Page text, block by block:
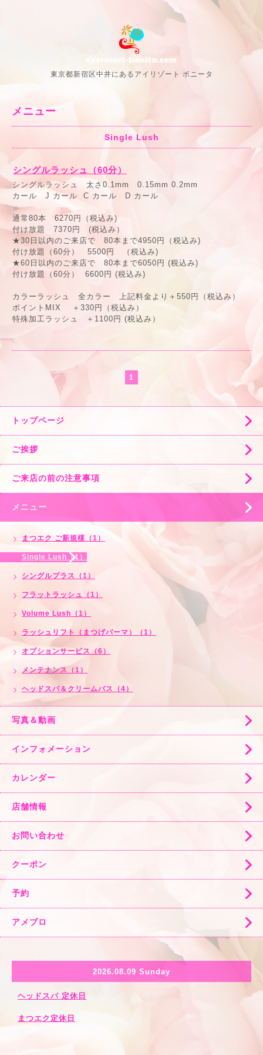
東京都新宿区中井にあるアイリゾート ボニータ
メニュー
Single Lush
シングルラッシュ（60分）
シングルラッシュ 太さ0.1mm 0.15mm 0.2mm
カール J カール C カール D カール
通常80本 6270円（税込み)
付け放題 7370円 (税込み）
★30日以内のご来店で 80本まで4950円（税込み)
付け放題（60分） 5500円 （税込み)
★60日以内のご来店で 80本まで6050円 (税込み)
付け放題（60分） 6600円 (税込み)
カラーラッシュ 全カラー 上記料金より＋550円（税込み）
ポイントMIX ＋330円（税込み）
特殊加工ラッシュ ＋1100円 (税込み）
1
トップページ
ご挨拶
ご来店の前の注意事項
メニュー
まつエク ご新規様（1）
Single Lush（1）
シングルプラス（1）
フラットラッシュ（1）
Volume Lush（1）
ラッシュリフト（まつげパーマ）（1）
オプションサービス（6）
メンテナンス（1）
ヘッドスパ＆クリームバス（4）
写真＆動画
インフォメーション
カレンダー
店舗情報
お問い合わせ
クーポン
予約
アメブロ
2026.08.09 Sunday
ヘッドスパ 定休日
まつエク定休日